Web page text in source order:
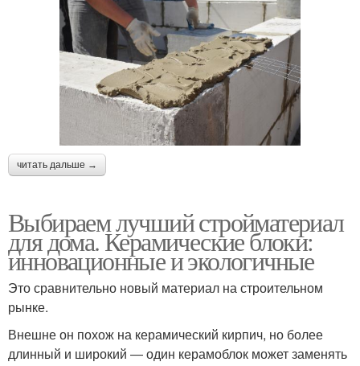
читать дальше →
Выбираем лучший стройматериал
для дома. Керамические блоки:
инновационные и экологичные
Это сравнительно новый материал на строительном
рынке.
Внешне он похож на керамический кирпич, но более
длинный и широкий ― один керамоблок может заменять